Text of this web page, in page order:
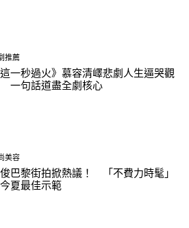
推薦
這一秒過火》慕容清嶧悲劇人生逼哭觀
一句話道盡全劇核心
美容
巴黎街拍掀熱議！ 「不費力時髦」
夏最佳示範